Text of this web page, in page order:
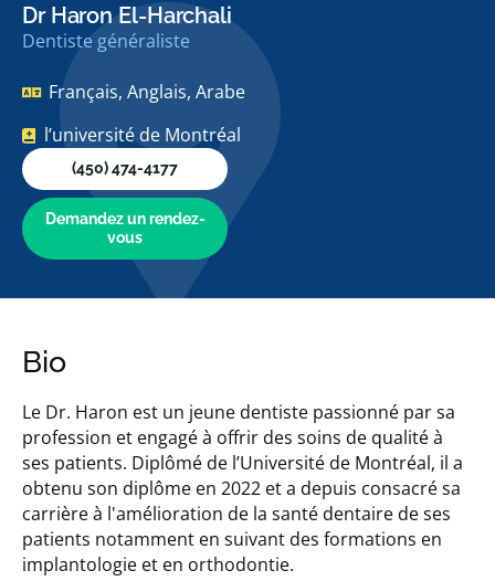
Dr Haron El-Harchali
Dentiste généraliste
Français, Anglais, Arabe
l’université de Montréal
(450) 474-4177
Demandez un rendez-
vous
Bio
Le Dr. Haron est un jeune dentiste passionné par sa
profession et engagé à offrir des soins de qualité à
ses patients. Diplômé de l’Université de Montréal, il a
obtenu son diplôme en 2022 et a depuis consacré sa
carrière à l'amélioration de la santé dentaire de ses
patients notamment en suivant des formations en
implantologie et en orthodontie.